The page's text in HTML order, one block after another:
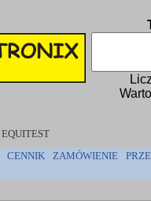
EQUITEST
CENNIK ZAMÓWIENIE